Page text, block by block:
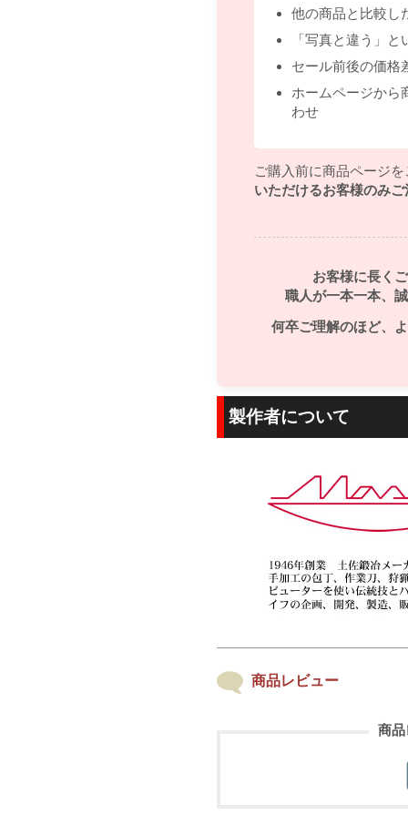
他の商品と比較し
「写真と違う」
セール前後の価格
ホームページから
わせ
ご購入前に商品ページ
いただけるお客様のみ
お客様に長く
職人が一本一本、
何卒ご理解のほど、
製作者について
商品レビュー
商品